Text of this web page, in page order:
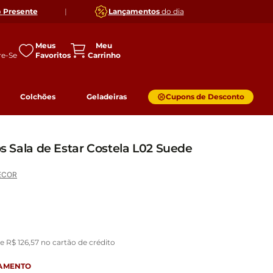
Presente | Lançamentosdo dia
Meus
Favoritos
Colchões Geladeiras Cupons de Desconto
Sala de Estar Costela L02 Suede
R$ 126 57 no cartão de crédito